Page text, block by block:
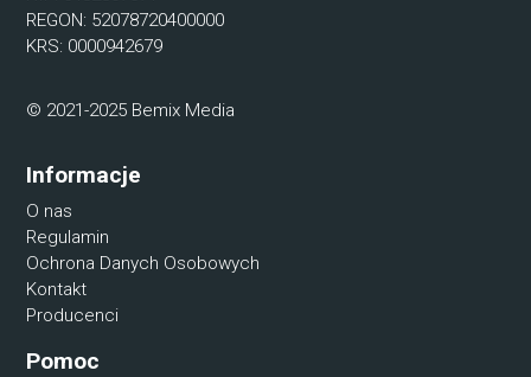
REGON: 52078720400000
KRS: 0000942679
© 2021-2025 Bemix Media
Informacje
O nas
Regulamin
Ochrona Danych Osobowych
Kontakt
Producenci
Pomoc